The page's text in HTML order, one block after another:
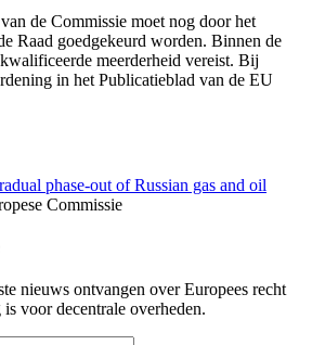
de Commissie moet nog door het
Raad goedgekeurd worden. Binnen de
meerderheid vereist. Bij
in het Publicatieblad van de EU
phase-out of Russian gas and oil
Commissie
nieuws ontvangen over Europees recht
voor decentrale overheden.